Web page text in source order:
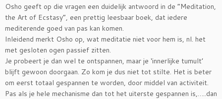
Osho geeft op die vragen een duidelijk antwoord in de “Meditation,
the Art of Ecstasy”, een prettig leesbaar boek, dat iedere
mediterende goed van pas kan komen.
Inleidend merkt Osho op, wat meditatie niet voor hem is, nl. het
met gesloten ogen passief zitten.
Je probeert je dan wel te ontspannen, maar je ‘innerlijke tumult’
blijft gewoon doorgaan. Zo kom je dus niet tot stilte. Het is beter
om eerst totaal gespannen te worden, door middel van activiteit.
Pas als je hele mechanisme dan tot het uiterste gespannen is,…..dan